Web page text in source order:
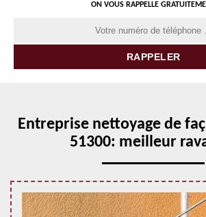
ON VOUS RAPPELLE
Entreprise nettoyage de
51300: meilleur